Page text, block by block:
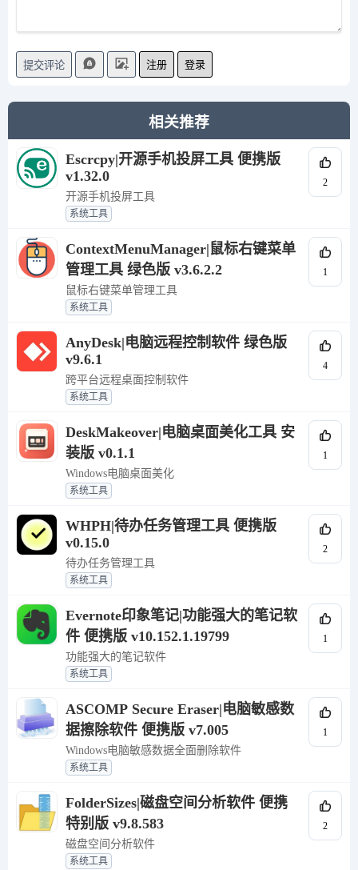
提交评论 注册 登录
相关推荐
Escrcpy|开源手机投屏工具 便携版
v1.32.0
开源手机投屏工具
系统工具
2
ContextMenuManager|鼠标右键菜单
管理工具 绿色版 v3.6.2.2
鼠标右键菜单管理工具
系统工具
1
AnyDesk|电脑远程控制软件 绿色版
v9.6.1
跨平台远程桌面控制软件
系统工具
4
DeskMakeover|电脑桌面美化工具 安
装版 v0.1.1
Windows电脑桌面美化
系统工具
1
WHPH|待办任务管理工具 便携版
v0.15.0
待办任务管理工具
系统工具
2
Evernote印象笔记|功能强大的笔记软
件 便携版 v10.152.1.19799
功能强大的笔记软件
系统工具
1
ASCOMP Secure Eraser|电脑敏感数
据擦除软件 便携版 v7.005
Windows电脑敏感数据全面删除软件
系统工具
1
FolderSizes|磁盘空间分析软件 便携
特别版 v9.8.583
磁盘空间分析软件
系统工具
2